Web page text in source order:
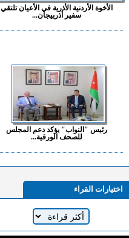
الأخوة الأردنية الأذرية في الأعيان تلتقي
سفير أذربيجان...
رئيس "النواب" يؤكد دعم المجلس
للصحف الورقية...
اختيارات القراء